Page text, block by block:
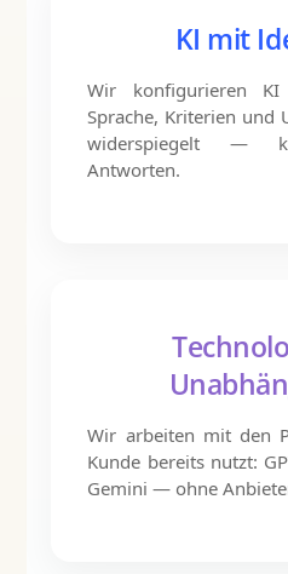
KI mit
Wir konfigurieren
Sprache, Kriterien und
widerspiegelt —
Antworten.
Wir arbeiten mit den
Kunde bereits nutzt:
Gemini — ohne